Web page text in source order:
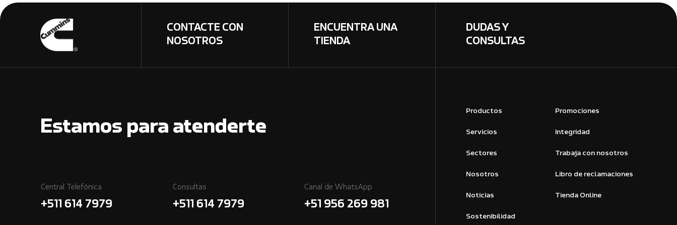
CONTACTE CON
NOSOTROS
ENCUENTRA UNA
TIENDA
DUDAS Y
CONSULTAS
Estamos para atenderte
Central Telefónica
+511 614 7979
Consultas
+511 614 7979
Canal de WhatsApp
+51 956 269 981
Productos
Servicios
Sectores
Nosotros
Noticias
Sostenibilidad
Promociones
Integridad
Trabaja con nosotros
Libro de reclamaciones
Tienda Online